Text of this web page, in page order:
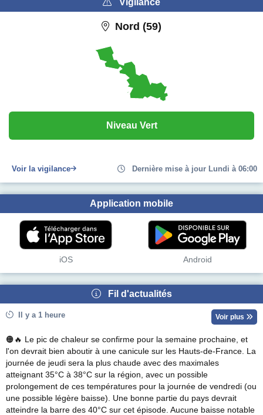
Vigilance
Nord (59)
Niveau Vert
Voir la vigilance Dernière mise à jour Lundi à 06:00
Application mobile
iOS Android
Fil d'actualités
Il y a 1 heure Voir plus
🟠🔥 Le pic de chaleur se confirme pour la semaine prochaine, et
l'on devrait bien aboutir à une canicule sur les Hauts-de-France. La
journée de jeudi sera la plus chaude avec des maximales
atteignant 35°C à 38°C sur la région, avec un possible
prolongement de ces températures pour la journée de vendredi (ou
une possible légère baisse). Une bonne partie du pays devrait
atteindre la barre des 40°C sur cet épisode. Aucune baisse notable